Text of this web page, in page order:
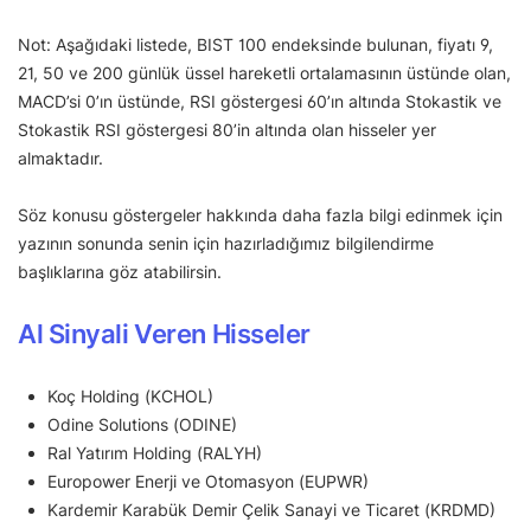
Not: Aşağıdaki listede, BIST 100 endeksinde bulunan, fiyatı 9,
21, 50 ve 200 günlük üssel hareketli ortalamasının üstünde olan,
MACD’si 0’ın üstünde, RSI göstergesi 60’ın altında Stokastik ve
Stokastik RSI göstergesi 80’in altında olan hisseler yer
almaktadır.
Söz konusu göstergeler hakkında daha fazla bilgi edinmek için
yazının sonunda senin için hazırladığımız bilgilendirme
başlıklarına göz atabilirsin.
Al Sinyali Veren Hisseler
Koç Holding (KCHOL)
Odine Solutions (ODINE)
Ral Yatırım Holding (RALYH)
Europower Enerji ve Otomasyon (EUPWR)
Kardemir Karabük Demir Çelik Sanayi ve Ticaret (KRDMD)